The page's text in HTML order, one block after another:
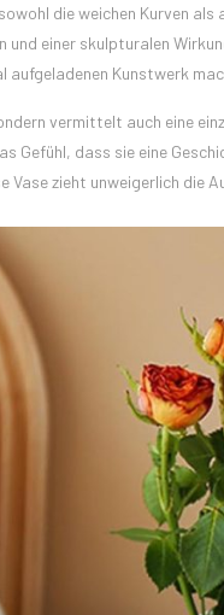
die weichen Kurven
einer skulpturalen
Kunstwerk
vermittelt auch eine
Gefühl, dass sie eine
Vase zieht unweigerlich